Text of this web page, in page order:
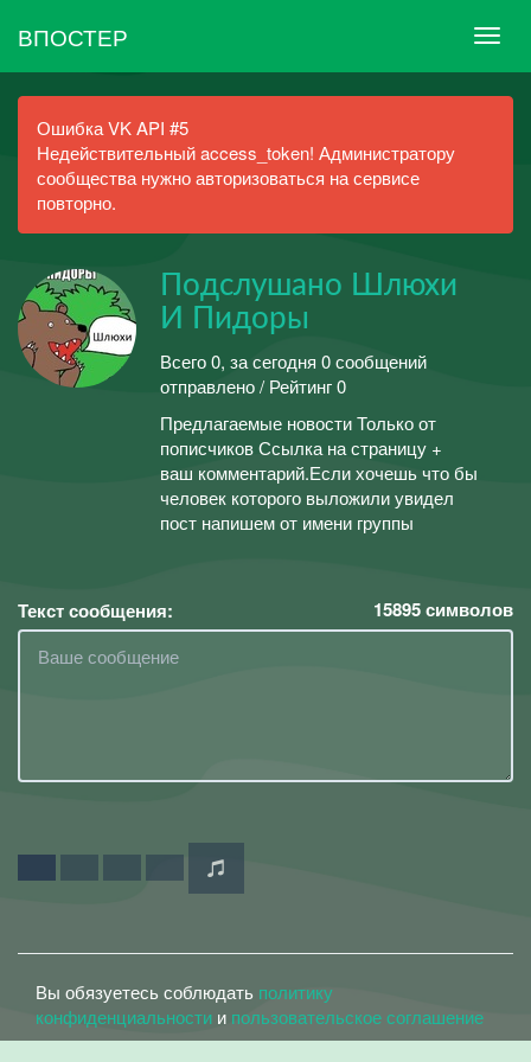
ВПОСТЕР
Ошибка VK API #5
Недействительный access_token! Администратору
сообщества нужно авторизоваться на сервисе
повторно.
Подслушано Шлюхи
И Пидоры
Всего 0, за сегодня 0 сообщений
отправлено / Рейтинг 0
Предлагаемые новости Только от
пописчиков Ссылка на страницу +
ваш комментарий.Если хочешь что бы
человек которого выложили увидел
пост напишем от имени группы
Текст сообщения: 15895символов
Вы обязуетесь соблюдать политику
конфиденциальности и пользовательское соглашение